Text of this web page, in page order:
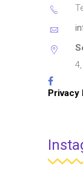
Privacy